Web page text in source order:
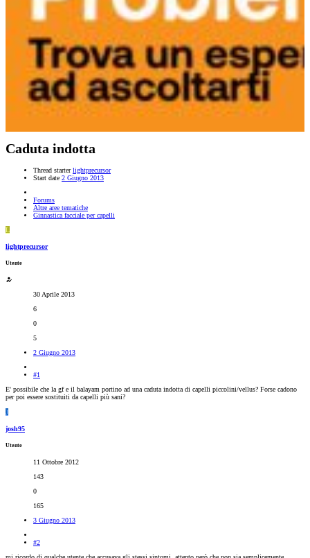
Caduta indotta
Thread starter lightprecursor
Start date 2 Giugno 2013
Forums
Altre aree tematiche
Ginnastica facciale per capelli
L
lightprecursor
Utente
30 Aprile 2013
6
0
5
2 Giugno 2013
#1
E' possibile che la gf e il balayam portino ad una caduta indotta di capelli piccolini/vellus? Forse cadono
per poi essere sostituiti da capelli più sani?
J
josh95
Utente
11 Ottobre 2012
143
0
165
3 Giugno 2013
#2